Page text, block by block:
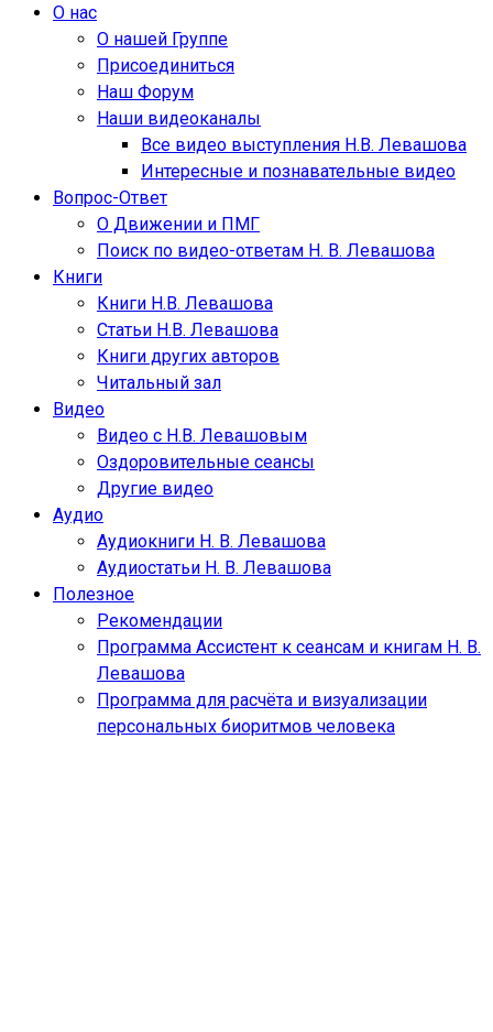
О нас
О нашей Группе
Присоединиться
Наш Форум
Наши видеоканалы
Все видео выступления Н.В. Левашова
Интересные и познавательные видео
Вопрос-Ответ
О Движении и ПМГ
Поиск по видео-ответам Н. В. Левашова
Книги
Книги Н.В. Левашова
Статьи Н.В. Левашова
Книги других авторов
Читальный зал
Видео
Видео с Н.В. Левашовым
Оздоровительные сеансы
Другие видео
Аудио
Аудиокниги Н. В. Левашова
Аудиостатьи Н. В. Левашова
Полезное
Рекомендации
Программа Ассистент к сеансам и книгам Н. В.
Левашова
Программа для расчёта и визуализации
персональных биоритмов человека